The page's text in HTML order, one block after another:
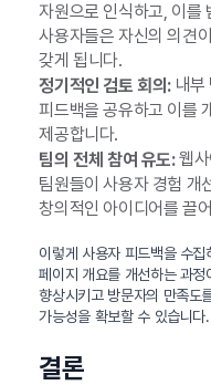
자원으로 인식하고, 이를
사용자들은 자신의 의견
갖게 됩니다.
정기적인 검토 회의:내부
피드백을 공유하고 이를
제공합니다.
팀의 전체 참여 유도:웹사
팀원들이 사용자 경험 개
창의적인 아이디어를 끌
이렇게 사용자 피드백을 수
페이지 개요를 개선하는 과
향상시키고 방문자의 만족도
가능성을 확보할 수 있습니다.
결론